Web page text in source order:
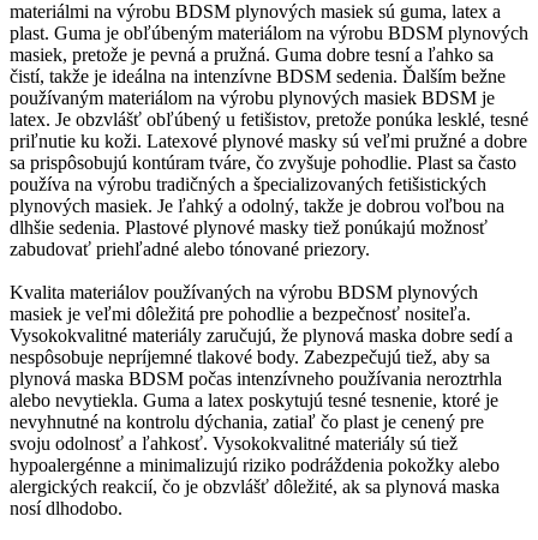
materiálmi na výrobu BDSM plynových masiek sú guma, latex a
plast. Guma je obľúbeným materiálom na výrobu BDSM plynových
masiek, pretože je pevná a pružná. Guma dobre tesní a ľahko sa
čistí, takže je ideálna na intenzívne BDSM sedenia. Ďalším bežne
používaným materiálom na výrobu plynových masiek BDSM je
latex. Je obzvlášť obľúbený u fetišistov, pretože ponúka lesklé, tesné
priľnutie ku koži. Latexové plynové masky sú veľmi pružné a dobre
sa prispôsobujú kontúram tváre, čo zvyšuje pohodlie. Plast sa často
používa na výrobu tradičných a špecializovaných fetišistických
plynových masiek. Je ľahký a odolný, takže je dobrou voľbou na
dlhšie sedenia. Plastové plynové masky tiež ponúkajú možnosť
zabudovať priehľadné alebo tónované priezory.
Kvalita materiálov používaných na výrobu BDSM plynových
masiek je veľmi dôležitá pre pohodlie a bezpečnosť nositeľa.
Vysokokvalitné materiály zaručujú, že plynová maska dobre sedí a
nespôsobuje nepríjemné tlakové body. Zabezpečujú tiež, aby sa
plynová maska BDSM počas intenzívneho používania neroztrhla
alebo nevytiekla. Guma a latex poskytujú tesné tesnenie, ktoré je
nevyhnutné na kontrolu dýchania, zatiaľ čo plast je cenený pre
svoju odolnosť a ľahkosť. Vysokokvalitné materiály sú tiež
hypoalergénne a minimalizujú riziko podráždenia pokožky alebo
alergických reakcií, čo je obzvlášť dôležité, ak sa plynová maska
nosí dlhodobo.